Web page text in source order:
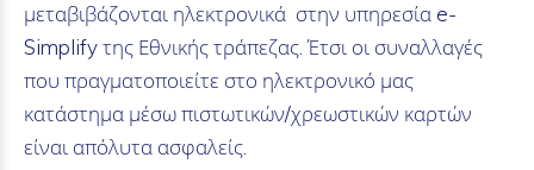
μεταβιβάζονται ηλεκτρονικά στην υπηρεσία e-
Simplify της Εθνικής τράπεζας. Έτσι οι συναλλαγές
που πραγματοποιείτε στο ηλεκτρονικό μας
κατάστημα μέσω πιστωτικών/χρεωστικών καρτών
είναι απόλυτα ασφαλείς.